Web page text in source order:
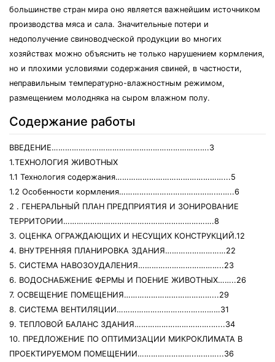
большинстве стран мира оно является важнейшим источником
производства мяса и сала. Значительные потери и
недополучение свиноводческой продукции во многих
хозяйствах можно объяснить не только нарушением кормления,
но и плохими условиями содержания свиней, в частности,
неправильным температурно-влажностным режимом,
размещением молодняка на сыром влажном полу.
Содержание работы
ВВЕДЕНИЕ…………………………………………………………….3
1.ТЕХНОЛОГИЯ ЖИВОТНЫХ
1.1 Технология содержания…………………………………………...5
1.2 Особенности кормления…………………………………….……..6
2 . ГЕНЕРАЛЬНЫЙ ПЛАН ПРЕДПРИЯТИЯ И ЗОНИРОВАНИЕ
ТЕРРИТОРИИ………………………………………………………….8
3. ОЦЕНКА ОГРАЖДАЮЩИХ И НЕСУЩИХ КОНСТРУКЦИЙ.12
4. ВНУТРЕННЯЯ ПЛАНИРОВКА ЗДАНИЯ………………………22
5. СИСТЕМА НАВОЗОУДАЛЕНИЯ………………………………..23
6. ВОДОСНАБЖЕНИЕ ФЕРМЫ И ПОЕНИЕ ЖИВОТНЫХ……..26
7. ОСВЕЩЕНИЕ ПОМЕЩЕНИЯ…………………………………...29
8. СИСТЕМА ВЕНТИЛЯЦИИ……………………………….………31
9. ТЕПЛОВОЙ БАЛАНС ЗДАНИЯ…………………………….…...34
10. ПРЕДЛОЖЕНИЕ ПО ОПТИМИЗАЦИИ МИКРОКЛИМАТА В
ПРОЕКТИРУЕМОМ ПОМЕЩЕНИИ……………………..………...36